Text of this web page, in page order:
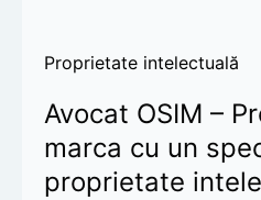
Proprietate intelectuală
Avocat OSIM –
marca cu un
proprietate